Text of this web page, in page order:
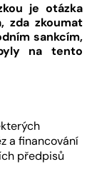
je otázka
zda zkoumat
sankcím,
na tento
a financování
předpisů